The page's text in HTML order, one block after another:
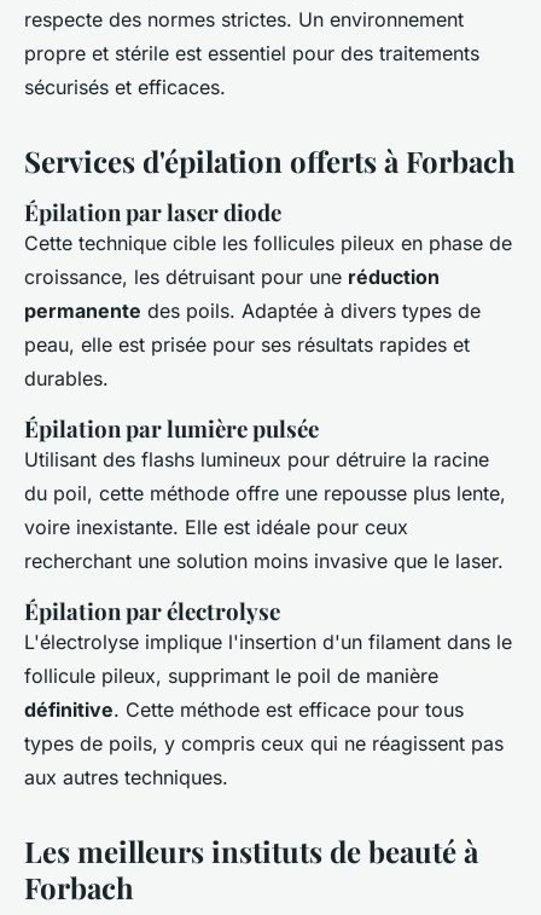
respecte des normes strictes. Un environnement
propre et stérile est essentiel pour des traitements
sécurisés et efficaces.
Services d'épilation offerts à Forbach
Épilation par laser diode
Cette technique cible les follicules pileux en phase de
croissance, les détruisant pour une réduction
permanente des poils. Adaptée à divers types de
peau, elle est prisée pour ses résultats rapides et
durables.
Épilation par lumière pulsée
Utilisant des flashs lumineux pour détruire la racine
du poil, cette méthode offre une repousse plus lente,
voire inexistante. Elle est idéale pour ceux
recherchant une solution moins invasive que le laser.
Épilation par électrolyse
L'électrolyse implique l'insertion d'un filament dans le
follicule pileux, supprimant le poil de manière
définitive. Cette méthode est efficace pour tous
types de poils, y compris ceux qui ne réagissent pas
aux autres techniques.
Les meilleurs instituts de beauté à
Forbach